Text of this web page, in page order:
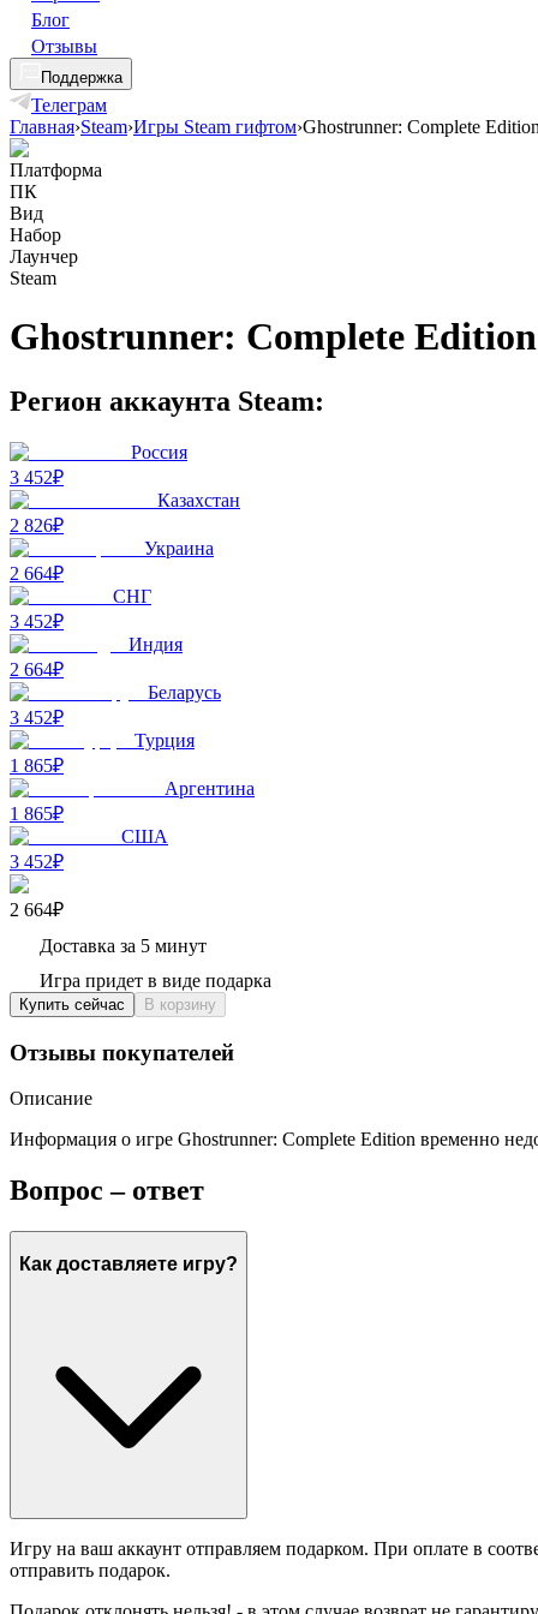
Блог
Отзывы
Поддержка
Телеграм
Главная›Steam›Игры Steam гифтом›Ghostrunner: Complete
Платформа
ПК
Вид
Набор
Лаунчер
Steam
Ghostrunner: Complete Edition
Регион аккаунта Steam:
Россия
3 452₽
Казахстан
2 826₽
Украина
2 664₽
СНГ
3 452₽
Индия
2 664₽
Беларусь
3 452₽
Турция
1 865₽
Аргентина
1 865₽
США
3 452₽
2 664₽
Доставка за 5 минут
Игра придет в виде подарка
Купить сейчас В корзину
Отзывы покупателей
Описание
Информация о игре Ghostrunner: Complete Edition временно
Вопрос – ответ
Как доставляете игру?
Игру на ваш аккаунт отправляем подарком. При оплате в
отправить подарок.